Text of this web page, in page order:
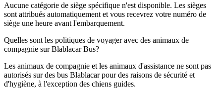
Aucune catégorie de siège spécifique n'est disponible. Les sièges
sont attribués automatiquement et vous recevrez votre numéro de
siège une heure avant l'embarquement.
Quelles sont les politiques de voyager avec des animaux de
compagnie sur Blablacar Bus?
Les animaux de compagnie et les animaux d'assistance ne sont pas
autorisés sur des bus Blablacar pour des raisons de sécurité et
d'hygiène, à l'exception des chiens guides.